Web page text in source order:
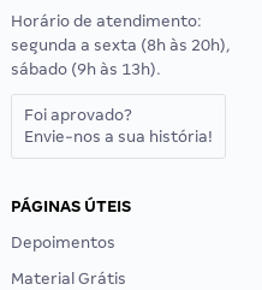
Horário de atendimento:
segunda a sexta (8h às 20h),
sábado (9h às 13h).
Foi aprovado?
Envie-nos a sua história!
PÁGINAS ÚTEIS
Depoimentos
Material Grátis